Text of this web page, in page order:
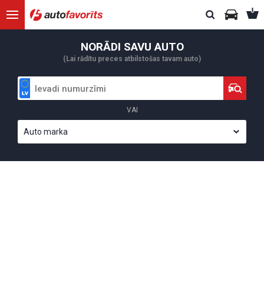
NORĀDI SAVU AUTO
(Lai rādītu preces atbilstošas tavam auto)
VAI